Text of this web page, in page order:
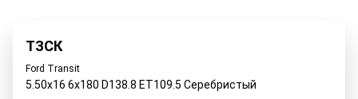
ТЗСК
Ford Transit
5.50x16 6x180 D138.8 ET109.5 Серебристый